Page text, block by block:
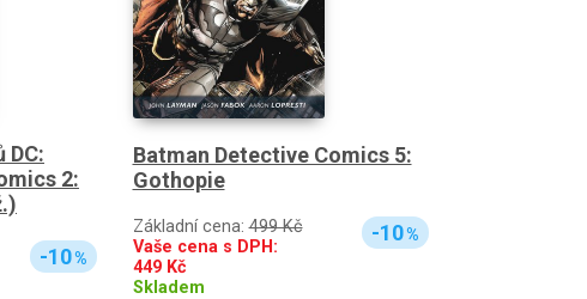
DC:
2:
-10%
Batman Detective Comics 5:
Gothopie
Základní cena:499 Kč
Vaše cena s DPH:
449Kč
Skladem
-10%